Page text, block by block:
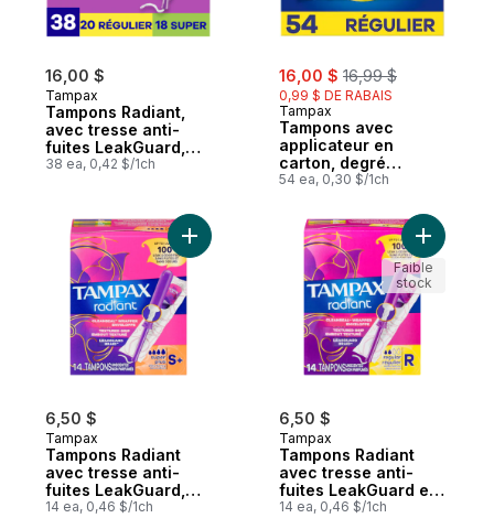
16,00 $
Tampax
Tampons Radiant,
avec tresse anti-
fuites LeakGuard,
régulier/super,
38 ea, 0,42 $/1ch
sale:
16,00 $ , formerly:
16,99 $
0,99 $ DE RABAIS
Tampax
Tampons avec
applicateur en
carton, degré
d’absorption
facile à saisir,
jupette anti-fuites
LeakGuard, non
parfumés, 54 u
54 ea, 0,30 $/1ch
6,50 $
Tampax
Tampons Radiant
avec tresse anti-
fuites LeakGuard,
degré d’absorption
14 ea, 0,46 $/1ch
Ajouter Tampons Radiant avec tresse
6,50 $
Tampax
Tampons Radiant
avec tresse anti-
fuites LeakGuard et
applicateur en
14 ea, 0,46 $/1ch
Ajouter
Faible
stock